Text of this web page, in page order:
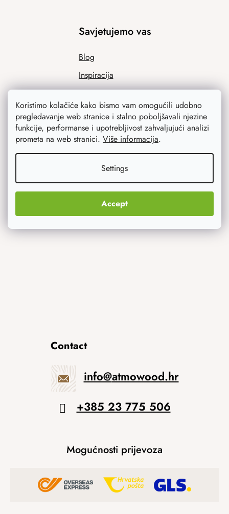
Koristimo kolačiće kako bismo vam omogućili udobno
pregledavanje web stranice i stalno poboljšavali njezine
funkcije, performanse i upotrebljivost zahvaljujući analizi
prometa na web stranici. Više informacija.
Settings
Accept
Savjetujemo vas
Blog
Inspiracija
Ono što vas najviše zanima
Originalni pokloni
Contact
info@atmowood.hr
+385 23 775 506
Mogućnosti prijevoza